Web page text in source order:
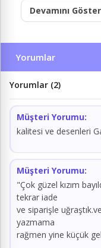
Devamını Göster
Yorumlar
Yorumlar (2)
Müşteri Yorumu:
kalitesi ve desenleri
Müşteri Yorumu:
"Çok güzel kızım
tekrar iade
ve siparişle
yazmama
rağmen yine küçük